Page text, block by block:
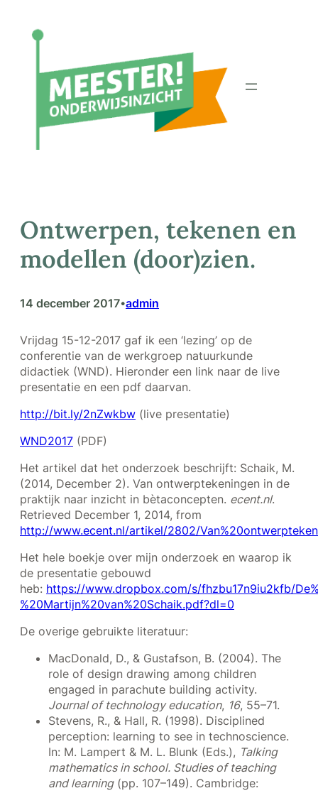
Ontwerpen, tekenen en
modellen (door)zien.
14 december 2017•admin
Vrijdag 15-12-2017 gaf ik een ‘lezing’ op de
conferentie van de werkgroep natuurkunde
didactiek (WND). Hieronder een link naar de live
presentatie en een pdf daarvan.
http://bit.ly/2nZwkbw (live presentatie)
WND2017 (PDF)
Het artikel dat het onderzoek beschrijft: Schaik, M.
(2014, December 2). Van ontwerptekeningen in de
praktijk naar inzicht in bètaconcepten. ecent.nl.
Retrieved December 1, 2014, from
http://www.ecent.nl/artikel/2802/
Het hele boekje over mijn onderzoek en waarop ik
de presentatie gebouwd
heb: https://www.dropbox.com/s/fhzbu17n9iu2kfb/
%20Martijn%20van%20Schaik.pdf?dl=0
De overige gebruikte literatuur:
MacDonald, D., & Gustafson, B. (2004). The
role of design drawing among children
engaged in parachute building activity.
Journal of technology education, 16, 55–71.
Stevens, R., & Hall, R. (1998). Disciplined
perception: learning to see in technoscience.
In: M. Lampert & M. L. Blunk (Eds.), Talking
mathematics in school. Studies of teaching
and learning(pp. 107–149). Cambridge: